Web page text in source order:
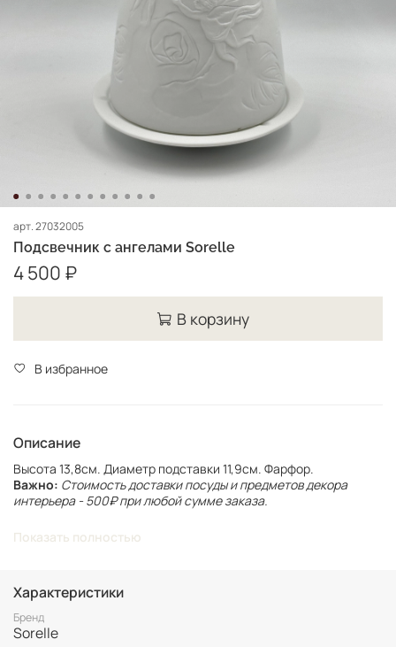
арт.27032005
Подсвечник с ангелами Sorelle
4 500 ₽
В корзину
В избранное
Описание
Высота 13,8см. Диаметр подставки 11,9см. Фарфор.
Важно: Стоимость доставки посуды и предметов декора
интерьера - 500₽ при любой сумме заказа.
соответствующий способ доставки.
размеру и состоянию уточняйте перед покупкой.
Показать полностью
Характеристики
Бренд
Sorelle